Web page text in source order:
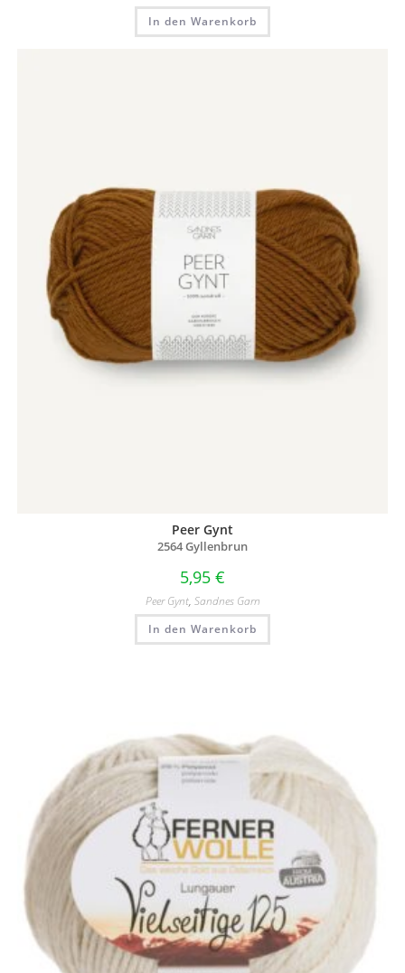
In den Warenkorb
Peer Gynt
2564 Gyllenbrun
5,95 €
Peer Gynt, Sandnes Garn
In den Warenkorb